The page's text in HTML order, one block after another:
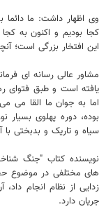
وی اظهار داشت: ما دائما
کجا بودیم و اکنون به
این افتخار بزرگی است؛
مشاور عالی رسانه ای
یافته است و طبق فتوای
بوده، دوره پهلوی
سیاه و تاریک و بدبختی با
نویسنده کتاب "جنگ
های مختلفی در موضوع
زدایی از نظام انجام
جریان دارد.